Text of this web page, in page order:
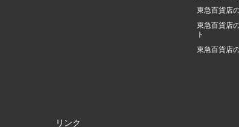
東急百貨店
東急百貨店
ト
東急百貨店
リンク